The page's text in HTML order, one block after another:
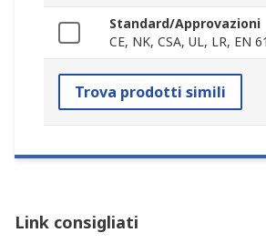
Standard/Approvazioni
CE, NK, CSA, UL, LR, EN
Trova prodotti simili
Link consigliati